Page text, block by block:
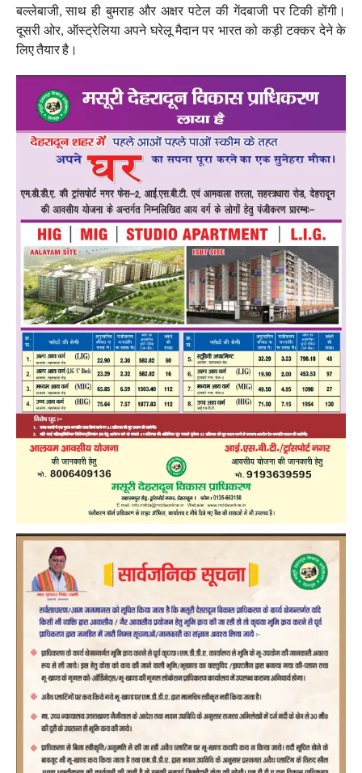
बल्लेबाजी, साथ ही बुमराह और अक्षर पटेल की गेंदबाजी पर टिकी होंगी।
दूसरी ओर, ऑस्ट्रेलिया अपने घरेलू मैदान पर भारत को कड़ी टक्कर देने के
लिए तैयार है।